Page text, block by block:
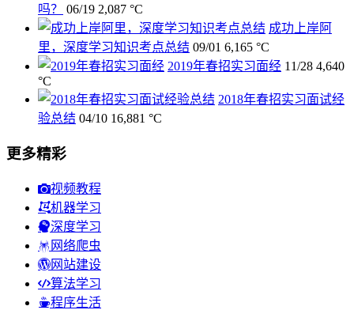
吗？
06/19 2,087 °C
成功上岸阿
里，深度学习知识考点总结 09/01 6,165 °C
2019年春招实习面经 11/28 4,640
°C
2018年春招实习面试经
验总结 04/10 16,881 °C
更多精彩
视频教程
机器学习
深度学习
网络爬虫
网站建设
算法学习
程序生活